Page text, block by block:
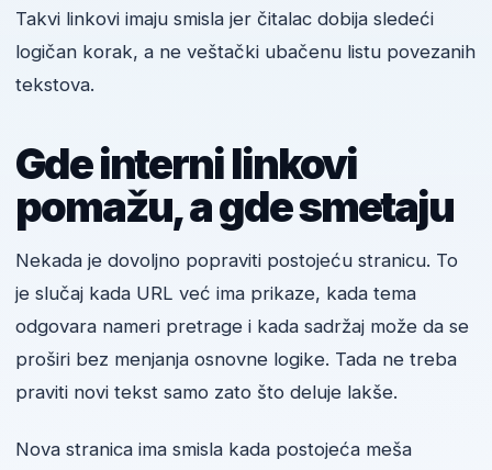
Takvi linkovi imaju smisla jer čitalac dobija sledeći
logičan korak, a ne veštački ubačenu listu povezanih
tekstova.
Gde interni linkovi
pomažu, a gde smetaju
Nekada je dovoljno popraviti postojeću stranicu. To
je slučaj kada URL već ima prikaze, kada tema
odgovara nameri pretrage i kada sadržaj može da se
proširi bez menjanja osnovne logike. Tada ne treba
praviti novi tekst samo zato što deluje lakše.
Nova stranica ima smisla kada postojeća meša